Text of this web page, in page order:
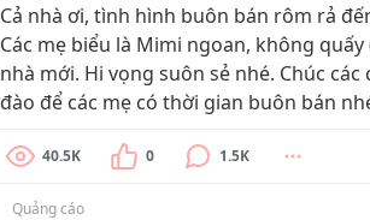
Cả nhà ơi, tình hình buôn bán rôm rả
Các mẹ biểu là Mimi ngoan, không
nhà mới. Hi vọng suôn sẻ nhé. Chúc
đào để các mẹ có thời gian buôn bán
40.5K 0 1.5K
Quảng cáo